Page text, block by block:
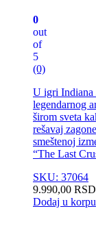
0
out
of
5
(0)
U igri Indiana
legendarnog
širom sveta
rešavaj
smeštenoj
“The Last
SKU: 37064
9.990,00 RSD
Dodaj u korpu